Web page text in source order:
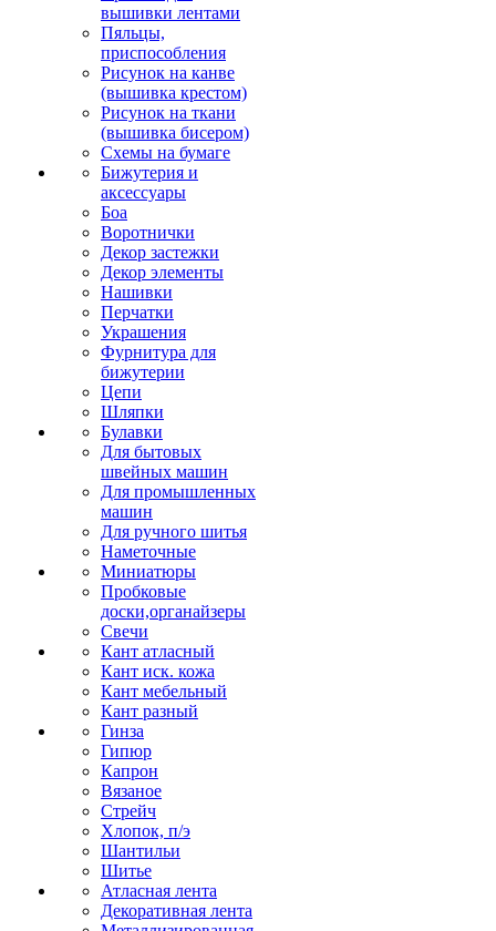
вышивки лентами
Пяльцы,
приспособления
Рисунок на канве
(вышивка крестом)
Рисунок на ткани
(вышивка бисером)
Схемы на бумаге
Бижутерия и
аксессуары
Боа
Воротнички
Декор застежки
Декор элементы
Нашивки
Перчатки
Украшения
Фурнитура для
бижутерии
Цепи
Шляпки
Булавки
Для бытовых
швейных машин
Для промышленных
машин
Для ручного шитья
Наметочные
Миниатюры
Пробковые
доски,органайзеры
Свечи
Кант атласный
Кант иск. кожа
Кант мебельный
Кант разный
Гинза
Гипюр
Капрон
Вязаное
Стрейч
Хлопок, п/э
Шантильи
Шитье
Атласная лента
Декоративная лента